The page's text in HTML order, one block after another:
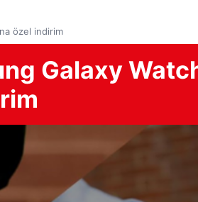
özel indirim
Galaxy